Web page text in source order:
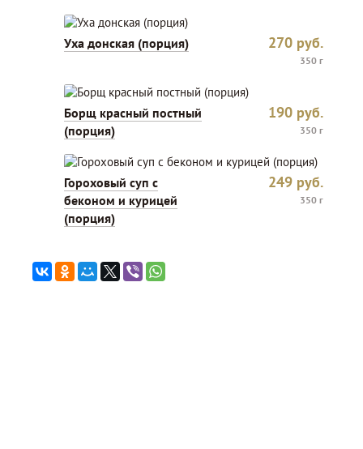
Уха донская (порция) 270 руб.
350 г
Борщ красный постный
(порция)
190 руб.
350 г
Гороховый суп с
беконом и курицей
(порция)
249 руб.
350 г